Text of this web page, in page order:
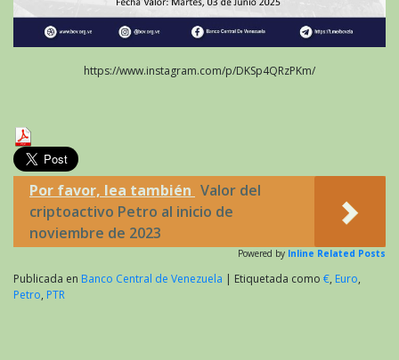
https://www.instagram.com/p/DKSp4QRzPKm/
Por favor, lea también Valor del
criptoactivo Petro al inicio de
noviembre de 2023
Powered by Inline Related Posts
Publicada en Banco Central de Venezuela | Etiquetada como €, Euro,
Petro, PTR